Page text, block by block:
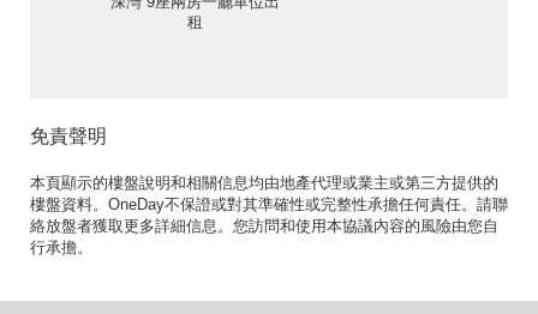
租
免責聲明
本頁顯示的樓盤說明和相關信息均由地產代理或業主或第三方提供的
樓盤資料。OneDay不保證或對其準確性或完整性承擔任何責任。請聯
絡放盤者獲取更多詳細信息。您訪問和使用本協議內容的風險由您自
行承擔。